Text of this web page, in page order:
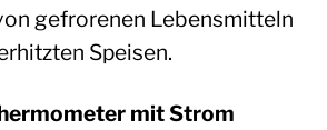
gefrorenen Lebensmitteln
Speisen.
mit Strom